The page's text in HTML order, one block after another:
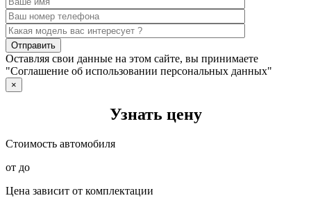
Оставляя свои данные на этом сайте, вы принимаете
"Соглашение об использовании персональных данных"
×
Узнать цену
Стоимость автомобиля
от до
Цена зависит от комплектации